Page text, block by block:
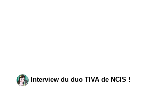
Interview du duo TIVA de NCIS !